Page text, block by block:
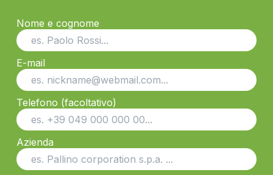
Nome e cognome
E-mail
Telefono (facoltativo)
Azienda